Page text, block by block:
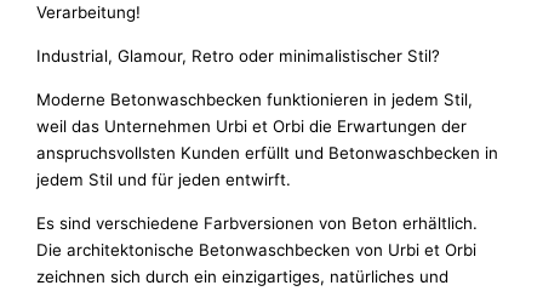
a
e
r
S
M
e
g
e
Verarbeitung!
Industrial, Glamour, Retro oder minimalistischer Stil?
Moderne Betonwaschbecken funktionieren in jedem Stil,
weil das Unternehmen Urbi et Orbi die Erwartungen der
anspruchsvollsten Kunden erfüllt und Betonwaschbecken in
jedem Stil und für jeden entwirft.
Es sind verschiedene Farbversionen von Beton erhältlich.
Die architektonische Betonwaschbecken von Urbi et Orbi
zeichnen sich durch ein einzigartiges, natürliches und